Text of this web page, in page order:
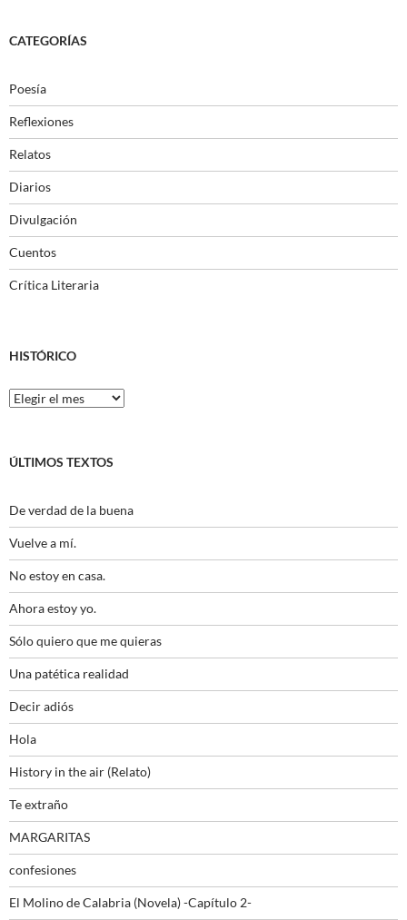
CATEGORÍAS
Poesía
Reflexiones
Relatos
Diarios
Divulgación
Cuentos
Crítica Literaria
HISTÓRICO
Histórico
ÚLTIMOS TEXTOS
De verdad de la buena
Vuelve a mí.
No estoy en casa.
Ahora estoy yo.
Sólo quiero que me quieras
Una patética realidad
Decir adiós
Hola
History in the air (Relato)
Te extraño
MARGARITAS
confesiones
El Molino de Calabria (Novela) -Capítulo 2-